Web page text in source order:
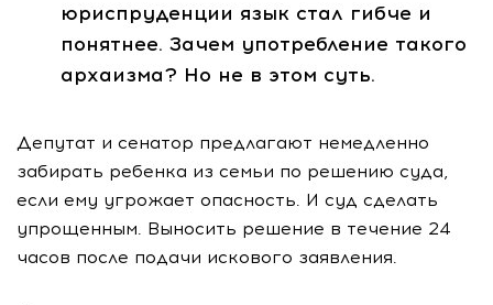
юриспруденции язык стал гибче и
понятнее. Зачем употребление такого
архаизма? Но не в этом суть.
Депутат и сенатор предлагают немедленно
забирать ребенка из семьи по решению суда,
если ему угрожает опасность. И суд сделать
упрощенным. Выносить решение в течение 24
часов после подачи искового заявления.